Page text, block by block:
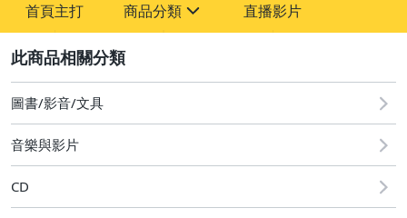
首頁主打 商品分類
其它
直播影片
圖書/影音/文具
音樂與影片
CD